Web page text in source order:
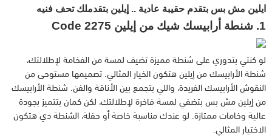
ايلين مش بس بتقدم حقيبة عادية .. إيلين بتقدملك تحف فنيه
1. شنطة أرابيسك شيك من إيلين 2275 Code
لو كنتي بتدوري على شنطة مميزة تضيف لمسة من الفخامة لإطلالتك،
شنطة الأرابيسك من إيلين هتكون الخيار المثالي. تصميمها مستوحى من
النقوش الأرابيسك الفريدة، واللي بتجمع بين الأناقة والفن. شنطة الأرابيسك
من إيلين مش بس بتضفي لمسة فاخرة لإطلالتك، لكن كمان بتتميز بجودة
عالية وخامات ممتازة. لو عندك مناسبة خاصة أو حفلة، الشنطة دي هتكون
الاختيار المثالي.